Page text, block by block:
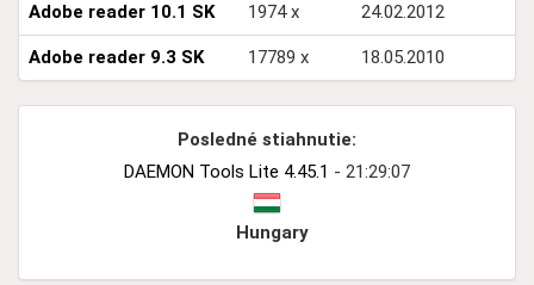
Adobe reader 10.1 SK 1974 x 24.02.2012
Adobe reader 9.3 SK 17789 x 18.05.2010
Posledné stiahnutie:
DAEMON Tools Lite 4.45.1 - 21:29:07
Hungary